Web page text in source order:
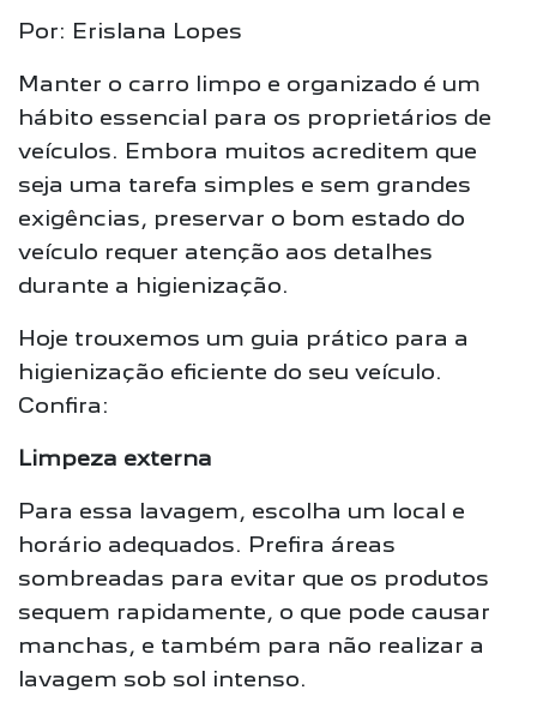
Por: Erislana Lopes
Manter o carro limpo e organizado é um
hábito essencial para os proprietários de
veículos. Embora muitos acreditem que
seja uma tarefa simples e sem grandes
exigências, preservar o bom estado do
veículo requer atenção aos detalhes
durante a higienização.
Hoje trouxemos um guia prático para a
higienização eficiente do seu veículo.
Confira:
Limpeza externa
Para essa lavagem, escolha um local e
horário adequados. Prefira áreas
sombreadas para evitar que os produtos
sequem rapidamente, o que pode causar
manchas, e também para não realizar a
lavagem sob sol intenso.